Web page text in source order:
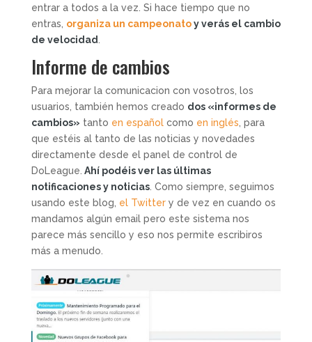
entrar a todos a la vez. Si hace tiempo que no
entras, organiza un campeonatoy verás el cambio
de velocidad
Informe de cambios
Para mejorar la comunicacion con vosotros, los
usuarios, también hemos creado dos «informes de
cambios» tanto en españolcomo en inglés , para
que estéis al tanto de las noticias y novedades
directamente desde el panel de control de
DoLeague. Ahí podéis ver las últimas
notificaciones y noticias. Como siempre, seguimos
usando este blog, el Twittery de vez en cuando os
mandamos algún email pero este sistema nos
parece más sencillo y eso nos permite escribiros
más a menudo.